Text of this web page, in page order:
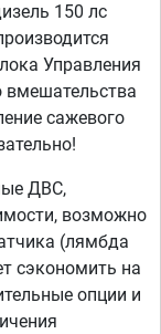
150 лс
Управления
вмешательства
сажевого
ДВС,
возможно
(лямбда
сэкономить на
опции и